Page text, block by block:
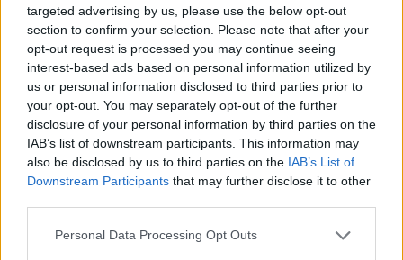
targeted advertising by us, please use the below opt-out
section to confirm your selection. Please note that after your
opt-out request is processed you may continue seeing
interest-based ads based on personal information utilized by
us or personal information disclosed to third parties prior to
your opt-out. You may separately opt-out of the further
disclosure of your personal information by third parties on the
IAB’s list of downstream participants. This information may
also be disclosed by us to third parties on the IAB’s List of
Downstream Participants that may further disclose it to other
Personal Data Processing Opt Outs
inserito nel girone A lombardo